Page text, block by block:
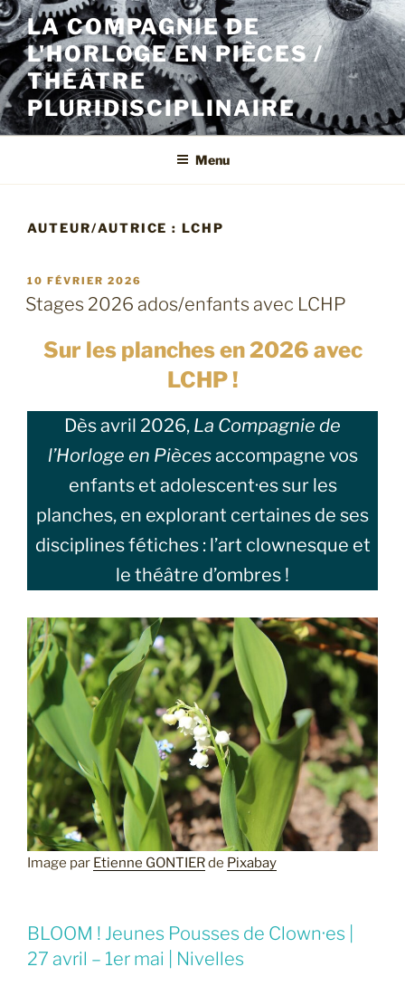
Aller
au
contenu
principal
LA COMPAGNIE DE
L'HORLOGE EN PIÈCES /
THÉÂTRE
PLURIDISCIPLINAIRE
Menu
AUTEUR/AUTRICE :LCHP
PUBLIÉ
LE
10 FÉVRIER 2026
Stages 2026 ados/enfants avec LCHP
Sur les planches en 2026 avec
LCHP !
Dès avril 2026, La Compagnie de
l’Horloge en Piècesaccompagne vos
enfants et adolescent·es sur les
planches, en explorant certaines de ses
disciplines fétiches : l’art clownesque et
le théâtre d’ombres !
Image par Etienne GONTIERde Pixabay
BLOOM ! Jeunes Pousses de Clown·es |
27 avril – 1er mai | Nivelles